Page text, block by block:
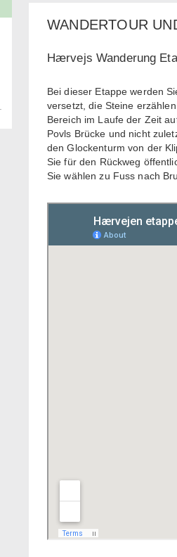
WANDERTOUR
Hærvejs Wanderung
Bei dieser Etappe werden
versetzt, die Steine
Bereich im Laufe der Zeit
Povls Brücke und nicht
den Glockenturm von der
Sie für den Rückweg
Sie wählen zu Fuss nach